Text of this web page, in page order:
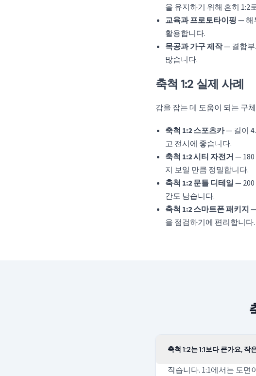
을 유지하기 위해 흔히 1:2
교육과 프로토타이핑— 해
활용합니다.
목공과 가구 제작— 결합부
많습니다.
축척 1:2 실제 사례
감을 잡는 데 도움이 되는 구
축척 1:2 스포츠카— 길이
고 전시에 좋습니다.
축척 1:2 시티 자전거 — 180
지 보일 만큼 정밀합니다.
축척 1:2 문틀 디테일— 200
간도 남습니다.
축척 1:2 스마트폰 패키지
을 점검하기에 편리합니다.
축척 1:2는 1:1보다 큰가요, 작
작습니다. 1:1에서는 도면